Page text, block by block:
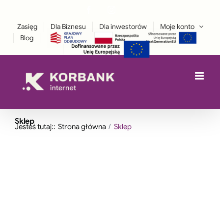
zawartości
Zasięg Dla Biznesu Dla inwestorów
Moje konto
Blog
Sklep
Jesteś tutaj:: Strona główna Sklep